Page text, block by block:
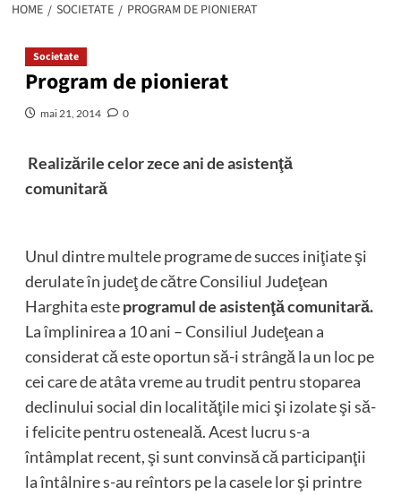
HOME SOCIETATE PROGRAM DE PIONIERAT
Societate
Program de pionierat
mai 21, 2014 0
Realizările celor zece ani de asistenţă
comunitară
Unul dintre multele programe de succes iniţiate şi
derulate în judeţ de către Consiliul Judeţean
Harghita esteprogramul de asistenţă comunitară.
La împlinirea a 10 ani – Consiliul Judeţean a
considerat că este oportun să-i strângă la un loc pe
cei care de atâta vreme au trudit pentru stoparea
declinului social din localităţile mici şi izolate şi să-
i felicite pentru osteneală. Acest lucru s-a
întâmplat recent, şi sunt convinsă că participanţii
la întâlnire s-au reîntors pe la casele lor şi printre